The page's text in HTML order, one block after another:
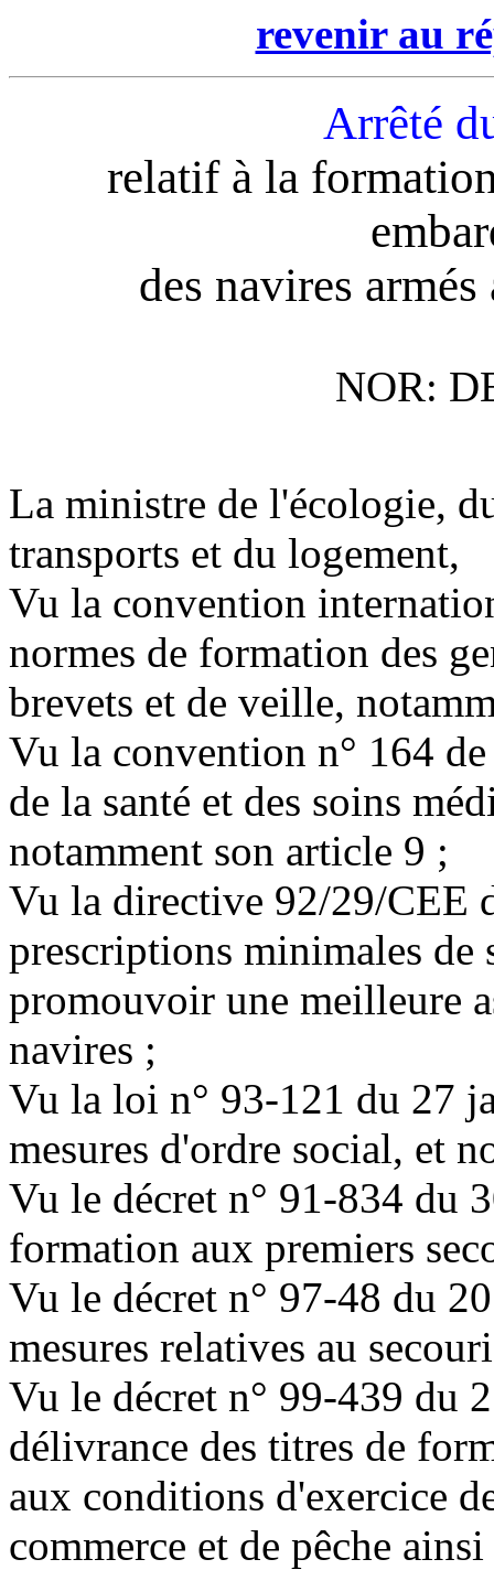
revenir au
Arrêté
relatif à la
des navires
NOR:
La ministre de l'écologie,
transports et du logement,
Vu la convention
normes de formation des
brevets et de veille,
Vu la convention n° 164
de la santé et des soins
notamment son article 9 ;
Vu la directive 92/29/CEE
prescriptions minimales de
promouvoir une meilleure
navires ;
Vu la loi n° 93-121 du 27
mesures d'ordre social, et
Vu le décret n° 91-834 du
formation aux premiers
Vu le décret n° 97-48 du
mesures relatives au
Vu le décret n° 99-439 du
délivrance des titres de
aux conditions d'exercice
commerce et de pêche